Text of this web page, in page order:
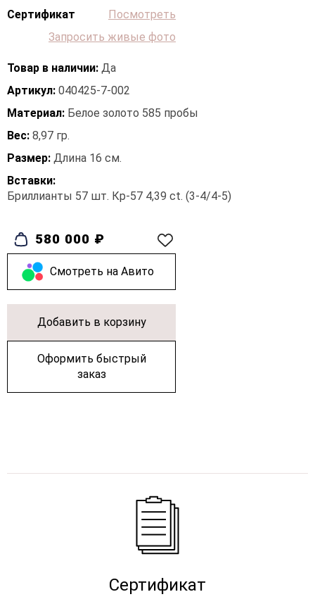
Сертификат
Посмотреть
Запросить живые фото
Товар в наличии: Да
Артикул: 040425-7-002
Материал: Белое золото 585 пробы
Вес: 8,97 гр.
Размер: Длина 16 см.
Вставки:
Бриллианты 57 шт. Кр-57 4,39 ct. (3-4/4-5)
580 000 ₽
Cмотреть на Авито
Добавить в корзину
Оформить быстрый
заказ
Сертификат